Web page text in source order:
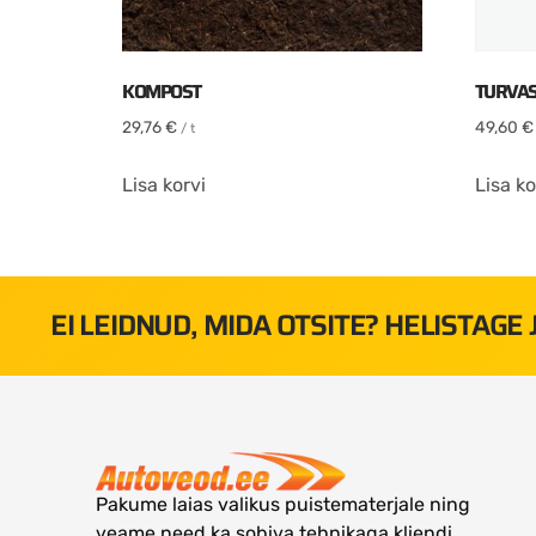
KOMPOST
29,76€ / t
Lisa korvi
49,60 €
Lisa
EI LEIDNUD, MIDA OTSITE?
Pakume laias valikus puistematerjale ning